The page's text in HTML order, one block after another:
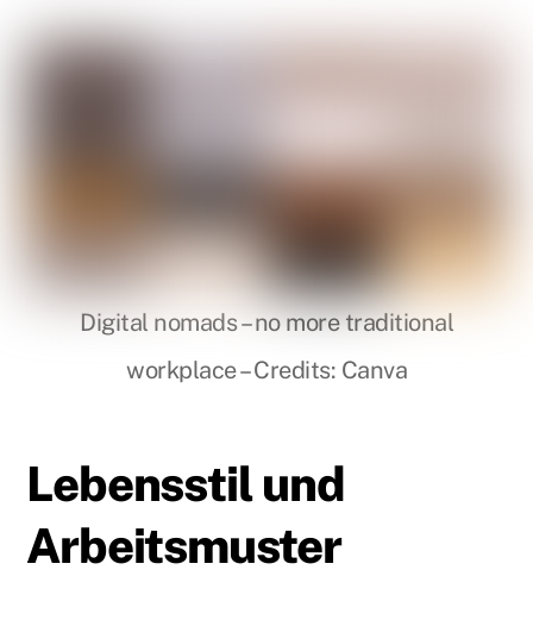
Digital nomads – no more traditional
workplace – Credits: Canva
Lebensstil und
Arbeitsmuster